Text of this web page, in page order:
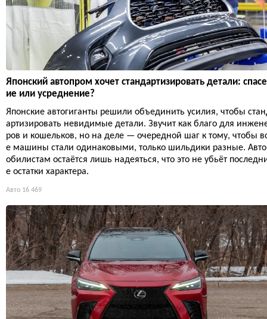
Японский автопром хочет стандартизировать детали:
ие или усреднение?
Японские автогиганты решили объединить усилия, чтобы
артизировать невидимые детали. Звучит как благо для
ров и кошельков, но на деле — очередной шаг к тому, чтобы
е машины стали одинаковыми, только шильдики разные.
обилистам остаётся лишь надеяться, что это не убьёт
е остатки характера.
Авто 16 469